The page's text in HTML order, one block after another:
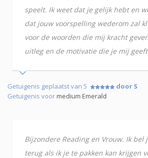
speelt. Ik weet dat je gelijk hebt en
dat jouw voorspelling wederom zal
voor de woorden die mij kracht
uitleg en de motivatie die je mij
Getuigenis geplaatst van 5
door S
Getuigenis voormedium Emerald
Bijzondere Reading en Vrouw. Ik bel
terug als ik je te pakken kan krijgen